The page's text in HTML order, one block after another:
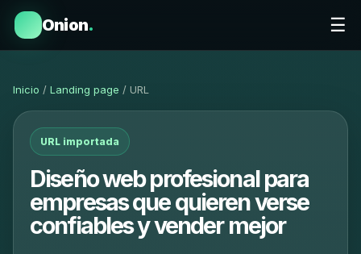
Onion. ☰
Inicio / Landing page / URL
URL importada
Diseño web profesional para
empresas que quieren verse
confiables y vender mejor